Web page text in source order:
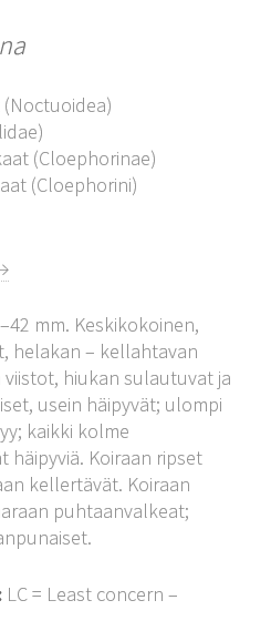
(Noctuoidea)
(Cloephorinae)
(Cloephorini)
mm. Keskikokoinen,
helakan – kellahtavan
hiukan sulautuvat ja
usein häipyvät; ulompi
kaikki kolme
häipyviä. Koiraan ripset
kellertävät. Koiraan
puhtaanvalkeat;
LC = Least concern –